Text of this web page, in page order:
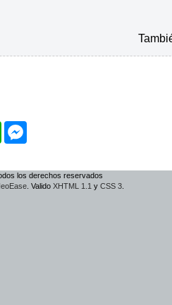
WhatsApp
los derechos reservados
. Valido XHTML 1.1 y CSS 3